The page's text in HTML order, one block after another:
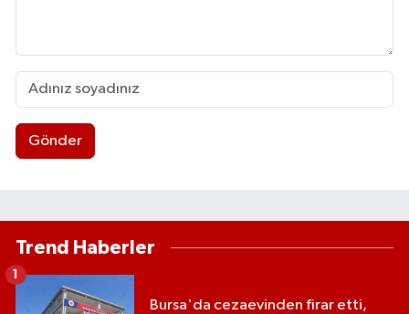
Gönder
Trend Haberler
Bursa'da cezaevinden firar etti,
1